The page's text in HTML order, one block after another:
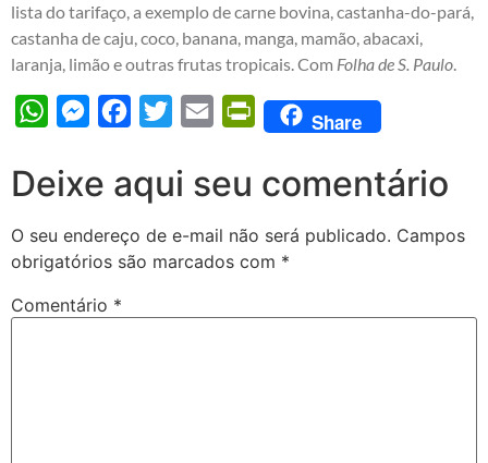
lista do tarifaço, a exemplo de carne bovina, castanha-do-pará,
castanha de caju, coco, banana, manga, mamão, abacaxi,
laranja, limão e outras frutas tropicais. Com Folha de S. Paulo.
WhatsAppMessengerFacebook
Twitter Email PrintFriendly
Share
Deixe aqui seu comentário
O seu endereço de e-mail não será publicado. Campos
obrigatórios são marcados com *
Comentário *